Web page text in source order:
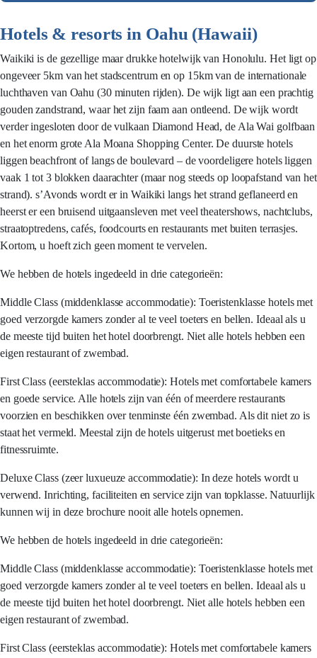
Hotels & resorts in Oahu (Hawaii)
Waikiki is de gezellige maar drukke hotelwijk van Honolulu. Het ligt op
ongeveer 5km van het stadscentrum en op 15km van de internationale
luchthaven van Oahu (30 minuten rijden). De wijk ligt aan een prachtig
gouden zandstrand, waar het zijn faam aan ontleend. De wijk wordt
verder ingesloten door de vulkaan Diamond Head, de Ala Wai golfbaan
en het enorm grote Ala Moana Shopping Center. De duurste hotels
liggen beachfront of langs de boulevard – de voordeligere hotels liggen
vaak 1 tot 3 blokken daarachter (maar nog steeds op loopafstand van het
strand). s’Avonds wordt er in Waikiki langs het strand geflaneerd en
heerst er een bruisend uitgaansleven met veel theatershows, nachtclubs,
straatoptredens, cafés, foodcourts en restaurants met buiten terrasjes.
Kortom, u hoeft zich geen moment te vervelen.
We hebben de hotels ingedeeld in drie categorieën:
Middle Class (middenklasse accommodatie): Toeristenklasse hotels met
goed verzorgde kamers zonder al te veel toeters en bellen. Ideaal als u
de meeste tijd buiten het hotel doorbrengt. Niet alle hotels hebben een
eigen restaurant of zwembad.
First Class (eersteklas accommodatie): Hotels met comfortabele kamers
en goede service. Alle hotels zijn van één of meerdere restaurants
voorzien en beschikken over tenminste één zwembad. Als dit niet zo is
staat het vermeld. Meestal zijn de hotels uitgerust met boetieks en
fitnessruimte.
Deluxe Class (zeer luxueuze accommodatie): In deze hotels wordt u
verwend. Inrichting, faciliteiten en service zijn van topklasse. Natuurlijk
kunnen wij in deze brochure nooit alle hotels opnemen.
We hebben de hotels ingedeeld in drie categorieën:
Middle Class (middenklasse accommodatie): Toeristenklasse hotels met
goed verzorgde kamers zonder al te veel toeters en bellen. Ideaal als u
de meeste tijd buiten het hotel doorbrengt. Niet alle hotels hebben een
eigen restaurant of zwembad.
First Class (eersteklas accommodatie): Hotels met comfortabele kamers